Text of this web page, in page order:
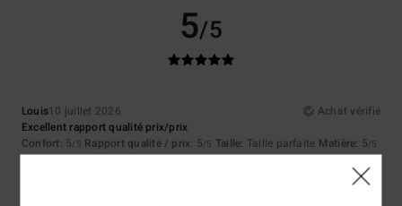
5/5
Louis10 juillet 2026
Achat vérifié
Excellent rapport qualité prix/prix
Confort: 5/5 Rapport qualité / prix: 5/5 Taille: Taille parfaite Matière: 5/5
Coloris: 5